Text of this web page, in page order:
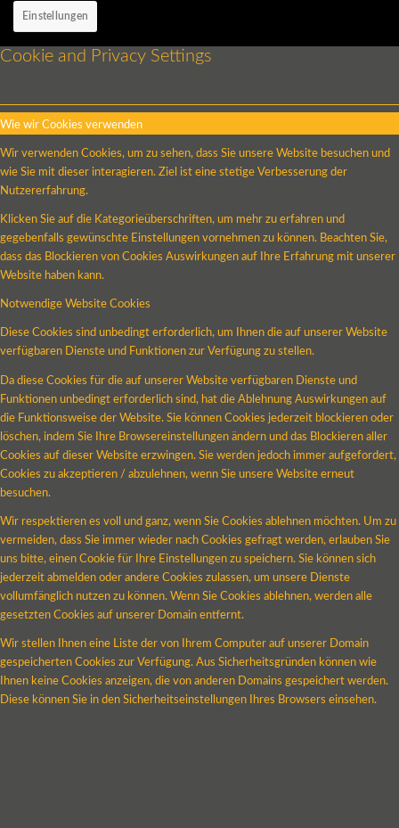
Einstellungen
Cookie and Privacy Settings
Wie wir Cookies verwenden
Wir verwenden Cookies, um zu sehen, dass Sie unsere Website besuchen und
wie Sie mit dieser interagieren. Ziel ist eine stetige Verbesserung der
Nutzererfahrung.
Klicken Sie auf die Kategorieüberschriften, um mehr zu erfahren und
gegebenfalls gewünschte Einstellungen vornehmen zu können. Beachten Sie,
dass das Blockieren von Cookies Auswirkungen auf Ihre Erfahrung mit unserer
Website haben kann.
Notwendige Website Cookies
Diese Cookies sind unbedingt erforderlich, um Ihnen die auf unserer Website
verfügbaren Dienste und Funktionen zur Verfügung zu stellen.
Da diese Cookies für die auf unserer Website verfügbaren Dienste und
Funktionen unbedingt erforderlich sind, hat die Ablehnung Auswirkungen auf
die Funktionsweise der Website. Sie können Cookies jederzeit blockieren oder
löschen, indem Sie Ihre Browsereinstellungen ändern und das Blockieren aller
Cookies auf dieser Website erzwingen. Sie werden jedoch immer aufgefordert,
Cookies zu akzeptieren / abzulehnen, wenn Sie unsere Website erneut
besuchen.
Wir respektieren es voll und ganz, wenn Sie Cookies ablehnen möchten. Um zu
vermeiden, dass Sie immer wieder nach Cookies gefragt werden, erlauben Sie
uns bitte, einen Cookie für Ihre Einstellungen zu speichern. Sie können sich
jederzeit abmelden oder andere Cookies zulassen, um unsere Dienste
vollumfänglich nutzen zu können. Wenn Sie Cookies ablehnen, werden alle
gesetzten Cookies auf unserer Domain entfernt.
Wir stellen Ihnen eine Liste der von Ihrem Computer auf unserer Domain
gespeicherten Cookies zur Verfügung. Aus Sicherheitsgründen können wie
Ihnen keine Cookies anzeigen, die von anderen Domains gespeichert werden.
Diese können Sie in den Sicherheitseinstellungen Ihres Browsers einsehen.